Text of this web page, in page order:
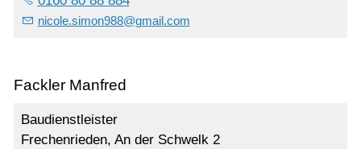
nicole.simon988@gmail.com
Fackler Manfred
Baudienstleister
Frechenrieden, An der Schwelk 2